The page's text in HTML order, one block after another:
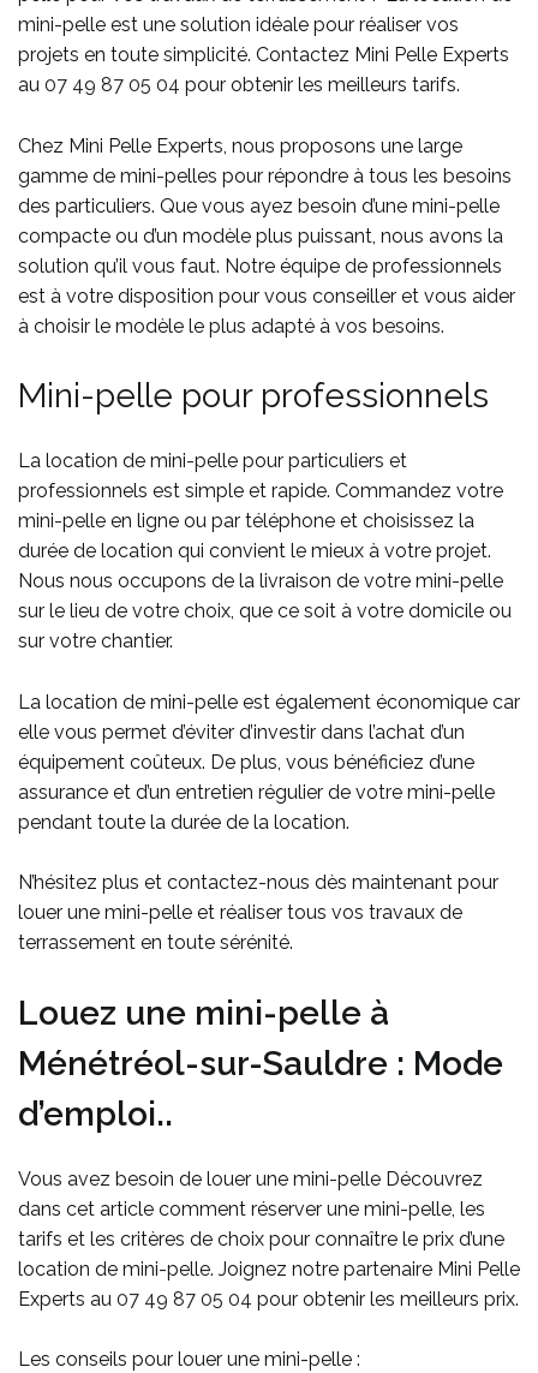
mini-pelle est une solution idéale pour réaliser vos
projets en toute simplicité. Contactez Mini Pelle Experts
au 07 49 87 05 04 pour obtenir les meilleurs tarifs.
Chez Mini Pelle Experts, nous proposons une large
gamme de mini-pelles pour répondre à tous les besoins
des particuliers. Que vous ayez besoin d’une mini-pelle
compacte ou d’un modèle plus puissant, nous avons la
solution qu’il vous faut. Notre équipe de professionnels
est à votre disposition pour vous conseiller et vous aider
à choisir le modèle le plus adapté à vos besoins.
Mini-pelle pour professionnels
La location de mini-pelle pour particuliers et
professionnels est simple et rapide. Commandez votre
mini-pelle en ligne ou par téléphone et choisissez la
durée de location qui convient le mieux à votre projet.
Nous nous occupons de la livraison de votre mini-pelle
sur le lieu de votre choix, que ce soit à votre domicile ou
sur votre chantier.
La location de mini-pelle est également économique car
elle vous permet d’éviter d’investir dans l’achat d’un
équipement coûteux. De plus, vous bénéficiez d’une
assurance et d’un entretien régulier de votre mini-pelle
pendant toute la durée de la location.
N’hésitez plus et contactez-nous dès maintenant pour
louer une mini-pelle et réaliser tous vos travaux de
terrassement en toute sérénité.
Louez une mini-pelle à
Ménétréol-sur-Sauldre : Mode
d’emploi..
Vous avez besoin de louer une mini-pelle Découvrez
dans cet article comment réserver une mini-pelle, les
tarifs et les critères de choix pour connaître le prix d’une
location de mini-pelle. Joignez notre partenaire Mini Pelle
Experts au 07 49 87 05 04 pour obtenir les meilleurs prix.
Les conseils pour louer une mini-pelle :